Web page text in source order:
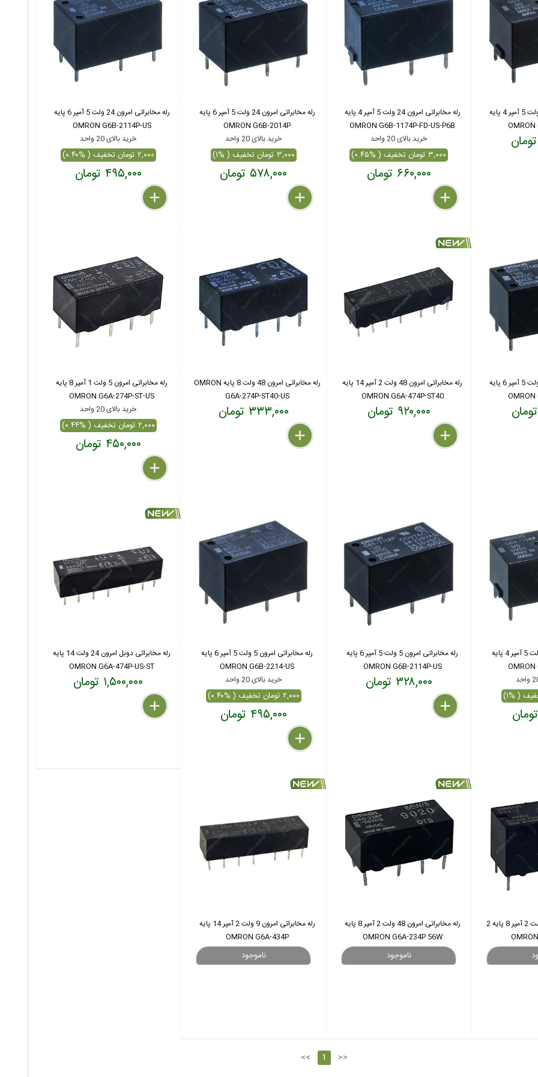
رله مخابراتی امرون 24 ولت 5 آمپر 4 پایه
OMRON
رله مخابراتی امرون 24 ولت 5 آمپر 4 پایه
OMRON G6B-1174P-FD-US-P6B
خرید بالای 20 واحد
۳,۰۰۰ تومان تخفیف ( %۰.۴۵)
۶۶۰,۰۰۰ تومان
delete
remove
add
رله مخابراتی امرون 24 ولت 5 آمپر 6 پایه
OMRON G6B-2014P
خرید بالای 20 واحد
۳,۰۰۰ تومان تخفیف ( %۱)
۵۷۸,۰۰۰ تومان
delete
remove
add
رله مخابراتی امرون 24 ولت 5 آمپر 6 پایه
OMRON G6B-2114P-US
خرید بالای 20 واحد
۲,۰۰۰ تومان تخفیف ( %۰.۴۰)
۴۹۵,۰۰۰ تومان
delete
remove
add
رله مخابراتی امرون 24 ولت 5 آمپر 6 پایه
OMRON
رله مخابراتی امرون 48 ولت 2 آمپر 14 پایه
OMRON G6A-474P-ST40
۹۲۰,۰۰۰ تومان
delete
remove
add
رله مخابراتی امرون 48 ولت 8 پایه OMRON
G6A-274P-ST40-US
۳۳۳,۰۰۰ تومان
delete
remove
add
رله مخابراتی امرون 5 ولت 1 آمپر 8 پایه
OMRON G6A-274P-ST-US
خرید بالای 20 واحد
۲,۰۰۰ تومان تخفیف ( %۰.۴۴)
۴۵۰,۰۰۰ تومان
delete
remove
add
رله مخابراتی امرون 5 ولت 5 آمپر 4 پایه
OMRON
رله مخابراتی امرون 5 ولت 5 آمپر 6 پایه
OMRON G6B-2114P-US
۳۲۸,۰۰۰ تومان
delete
remove
add
رله مخابراتی امرون 5 ولت 5 آمپر 6 پایه
OMRON G6B-2214-US
خرید بالای 20 واحد
۲,۰۰۰ تومان تخفیف ( %۰.۴۰)
۴۹۵,۰۰۰ تومان
delete
remove
add
رله مخابراتی دوبل امرون 24 ولت 14 پایه
OMRON G6A-474P-US-ST
۱,۵۰۰,۰۰۰ تومان
delete
remove
add
رله مخابراتی امرون 48 ولت 2 آمپر 8 پایه 2
رله مخابراتی امرون 48 ولت 2 آمپر 8 پایه
OMRON G6A-234P 56W
رله مخابراتی امرون 9 ولت 2 آمپر 14 پایه
OMRON G6A-434P
<< 1 >>